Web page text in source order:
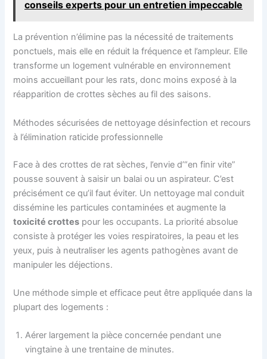
conseils experts pour un entretien impeccable
La prévention n’élimine pas la nécessité de traitements
ponctuels, mais elle en réduit la fréquence et l’ampleur. Elle
transforme un logement vulnérable en environnement
moins accueillant pour les rats, donc moins exposé à la
réapparition de crottes sèches au fil des saisons.
Méthodes sécurisées de nettoyage désinfection et recours
à l’élimination raticide professionnelle
Face à des crottes de rat sèches, l’envie d’“en finir vite”
pousse souvent à saisir un balai ou un aspirateur. C’est
précisément ce qu’il faut éviter. Un nettoyage mal conduit
dissémine les particules contaminées et augmente la
toxicité crottes pour les occupants. La priorité absolue
consiste à protéger les voies respiratoires, la peau et les
yeux, puis à neutraliser les agents pathogènes avant de
manipuler les déjections.
Une méthode simple et efficace peut être appliquée dans la
plupart des logements :
Aérer largement la pièce concernée pendant une
vingtaine à une trentaine de minutes.